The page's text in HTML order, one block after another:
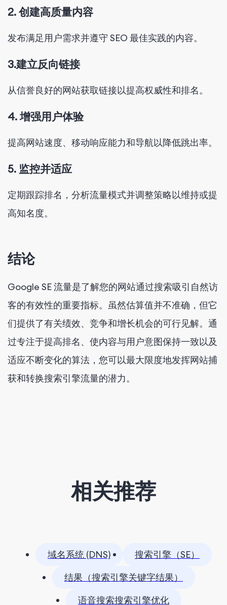
2. 创建高质量内容
发布满足用户需求并遵守 SEO 最佳实践的内容。
3.建立反向链接
从信誉良好的网站获取链接以提高权威性和排名。
4. 增强用户体验
提高网站速度、移动响应能力和导航以降低跳出率。
5. 监控并适应
定期跟踪排名，分析流量模式并调整策略以维持或提
高知名度。
结论
Google SE 流量是了解您的网站通过搜索吸引自然访
客的有效性的重要指标。虽然估算值并不准确，但它
们提供了有关绩效、竞争和增长机会的可行见解。通
过专注于提高排名、使内容与用户意图保持一致以及
适应不断变化的算法，您可以最大限度地发挥网站捕
获和转换搜索引擎流量的潜力。
相关推荐
域名系统 (DNS)
搜索引擎（SE）
结果（搜索引擎关键字结果）
语音搜索搜索引擎优化